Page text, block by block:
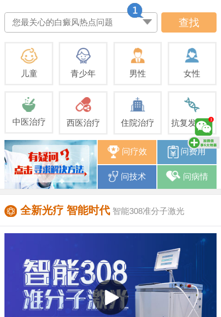
您最关心的白癜风热点问题 查找
儿童 青少年 男性 女性
中医治疗 西医治疗 住院治疗 抗复发治疗
问疗效 问费用
问技术 问病情
全新光疗 智能时代 智能308准分子激光